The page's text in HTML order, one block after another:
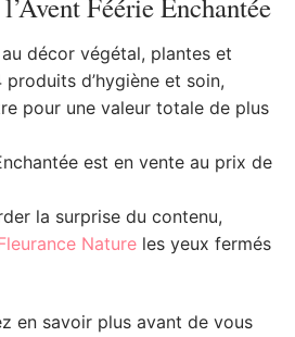
Féérie Enchantée
décor végétal, plantes et
d’hygiène et soin,
pour une valeur totale de plus
est en vente au prix de
la surprise du contenu,
Nature les yeux fermés
en savoir plus avant de vous